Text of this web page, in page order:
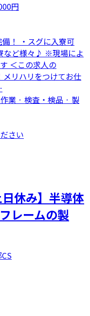
円
！ ・スグに入寮可
など様々♪ ※現場によ
＜この求人の
リハリをつけてお仕
業 · 検査・検品 · 製
さい
休み】半導体
レームの製